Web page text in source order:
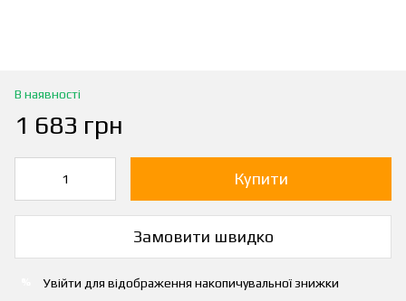
В наявності
1 683 грн
Купити
Замовити швидко
Увійти для відображення накопичувальної знижки